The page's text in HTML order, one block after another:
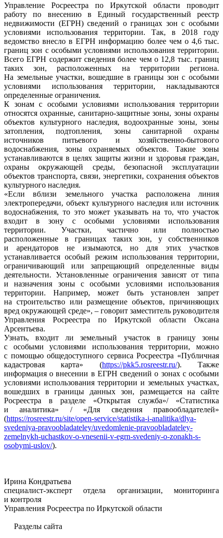
Управление Росреестра по Иркутской области проводит
работу по внесению в Единый государственный реестр
недвижимости (ЕГРН) сведений о границах зон с особыми
условиями использования территории. Так, в 2018 году
ведомство внесло в ЕГРН информацию более чем о 4,6 тыс.
границ зон с особыми условиями использования территории.
Всего ЕГРН содержит сведения более чем о 12,8 тыс. границ
таких зон, расположенных на территории региона.
На земельные участки, вошедшие в границы зон с особыми
условиями использования территории, накладываются
определенные ограничения.
К зонам с особыми условиями использования территории
относятся охранные, санитарно-защитные зоны, зоны охраны
объектов культурного наследия, водоохранные зоны, зоны
затопления, подтопления, зоны санитарной охраны
источников питьевого и хозяйственно-бытового
водоснабжения, зоны охраняемых объектов. Такие зоны
устанавливаются в целях защиты жизни и здоровья граждан,
охраны окружающей среды, безопасной эксплуатации
объектов транспорта, связи, энергетики, сохранения объектов
культурного наследия.
«Если вблизи земельного участка расположена линия
электропередачи, объект культурного наследия или источник
водоснабжения, то это может указывать на то, что участок
входит в зону с особыми условиями использования
территории. Участки, частично или полностью
расположенные в границах таких зон, у собственников
и арендаторов не изымаются, но для этих участков
устанавливается особый режим использования территории,
ограничивающий или запрещающий определенные виды
деятельности. Установленные ограничения зависят от типа
и назначения зоны с особыми условиями использования
территории. Например, может быть установлен запрет
на строительство или размещение объектов, причиняющих
вред окружающей среде», – говорит заместитель руководителя
Управления Росреестра по Иркутской области Оксана
Арсентьева.
Узнать, входит ли земельный участок в границу зоны
с особыми условиями использования территории, можно
с помощью общедоступного сервиса Росреестра «Публичная
кадастровая карта» (https://pkk5.rosreestr.ru/). Также
информация о внесении в ЕГРН сведений о зонах с особыми
условиями использования территории и земельных участках,
вошедших в границы данных зон, размещается на сайте
Росреестра в разделе «Открытая служба»/ «Статистика
и аналитика» / «Для сведения правообладателей»
(https://rosreestr.ru/site/open-service/statistika-i-analitika/dlya-
svedeniya-pravoobladateley/uvedomlenie-pravoobladateley-
zemelnykh-uchastkov-o-vnesenii-v-egrn-svedeniy-o-zonakh-s-
osobymi-uslov/).
Ирина Кондратьева
специалист-эксперт отдела организации, мониторинга
и контроля
Управления Росреестра по Иркутской области
Разделы сайта